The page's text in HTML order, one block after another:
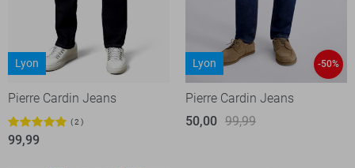
Lyon
Pierre Cardin Jeans
2
99,99
Lyon -50%
Pierre Cardin Jeans
50,00 99,99